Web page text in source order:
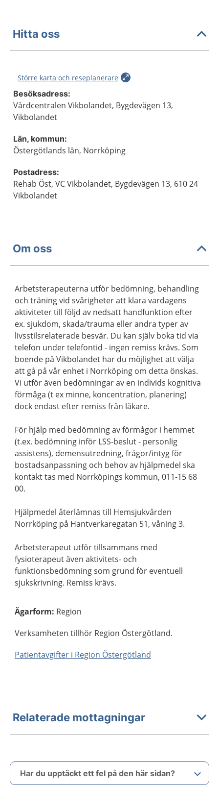
Hitta oss
Större karta och reseplanerare
Besöksadress:
Vårdcentralen Vikbolandet, Bygdevägen 13,
Vikbolandet
Län, kommun:
Östergötlands län, Norrköping
Postadress:
Rehab Öst, VC Vikbolandet, Bygdevägen 13, 610 24
Vikbolandet
Om oss
Arbetsterapeuterna utför bedömning, behandling
och träning vid svårigheter att klara vardagens
aktiviteter till följd av nedsatt handfunktion efter
ex. sjukdom, skada/trauma eller andra typer av
livsstilsrelaterade besvär. Du kan själv boka tid via
telefon under telefontid - ingen remiss krävs. Som
boende på Vikbolandet har du möjlighet att välja
att gå på vår enhet i Norrköping om detta önskas.
Vi utför även bedömningar av en individs kognitiva
förmåga (t ex minne, koncentration, planering)
dock endast efter remiss från läkare.
För hjälp med bedömning av förmågor i hemmet
(t.ex. bedömning inför LSS-beslut - personlig
assistens), demensutredning, frågor/intyg för
bostadsanpassning och behov av hjälpmedel ska
kontakt tas med Norrköpings kommun, 011-15 68
00.
Hjälpmedel återlämnas till Hemsjukvården
Norrköping på Hantverkaregatan 51, våning 3.
Arbetsterapeut utför tillsammans med
fysioterapeut även aktivitets- och
funktionsbedömning som grund för eventuell
sjukskrivning. Remiss krävs.
Ägarform: Region
Verksamheten tillhör Region Östergötland.
Patientavgifter i Region Östergötland
Relaterade mottagningar
Har du upptäckt ett fel på den här sidan?